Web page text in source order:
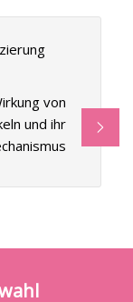
von
und ihr